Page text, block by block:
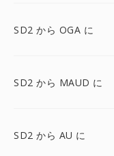
SD2 から OGA に
SD2 から MAUD に
SD2 から AU に